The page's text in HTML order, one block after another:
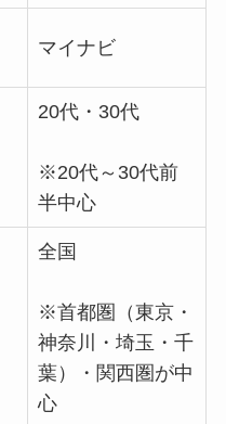
マイナビ
20代・30代
※20代～30代前
半中心
全国
※首都圏（東京・
神奈川・埼玉・千
葉）・関西圏が中
心